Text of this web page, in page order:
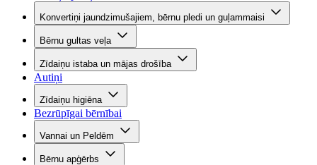
Konvertiņi jaundzimušajiem, bērnu pledi un guļammaisi
Bērnu gultas veļa
Zīdaiņu istaba un mājas drošība
Autiņi
Zīdaiņu higiēna
Bezrūpīgai bērnībai
Vannai un Peldēm
Bērnu apģērbs